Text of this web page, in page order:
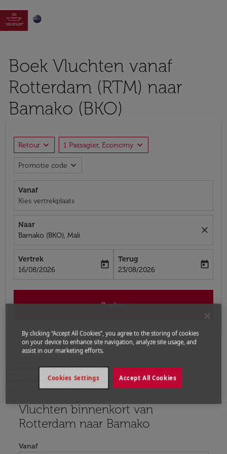

Boek Vluchten vanaf
Rotterdam (RTM) naar
Bamako (BKO)
Retour expand_more 1 Passagier, Economy expand_more
Promotie code expand_more
Vanaf
Kies vertrekplaats
Naar
Bamako (BKO), Mali
close
Vertrek
fc-booking-departure-date-aria-label
16/08/2026
today
Terug
fc-booking-return-date-aria-label
23/08/2026
today
Zoeken
Startpagina Vluchten
Vliegtickets naar Mali
Vliegtickets Rotterdam - Bamako
Vluchten binnenkort van
Rotterdam naar Bamako
Vanaf
Er zijn geen vluchten gevonden met geselecteerde
By clicking “Accept All Cookies”, you agree to the storing of cookies
on your device to enhance site navigation, analyze site usage, and
assist in our marketing efforts.
Accept All Cookies
Cookies Settings